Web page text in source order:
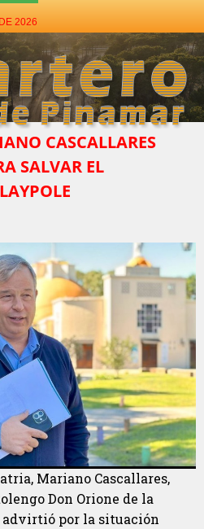
2026
CASCALLARES
SALVAR EL
Mariano Cascallares,
Don Orione de la
por la situación